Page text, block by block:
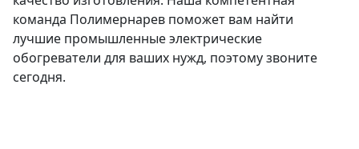
команда Полимернарев поможет вам найти
лучшие промышленные электрические
обогреватели для ваших нужд, поэтому звоните
сегодня.